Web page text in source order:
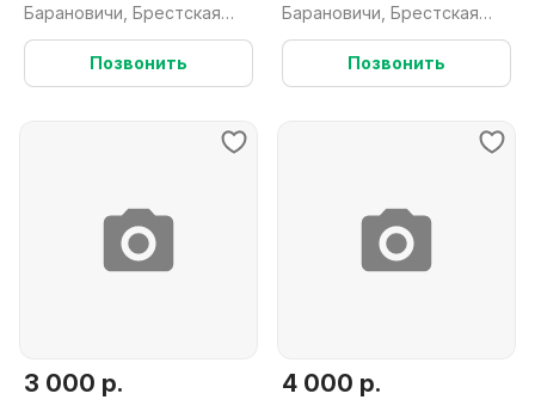
Барановичи, Брестская
обл.
Позвонить
Барановичи, Брестская
обл.
Позвонить
3 000 р. 4 000 р.